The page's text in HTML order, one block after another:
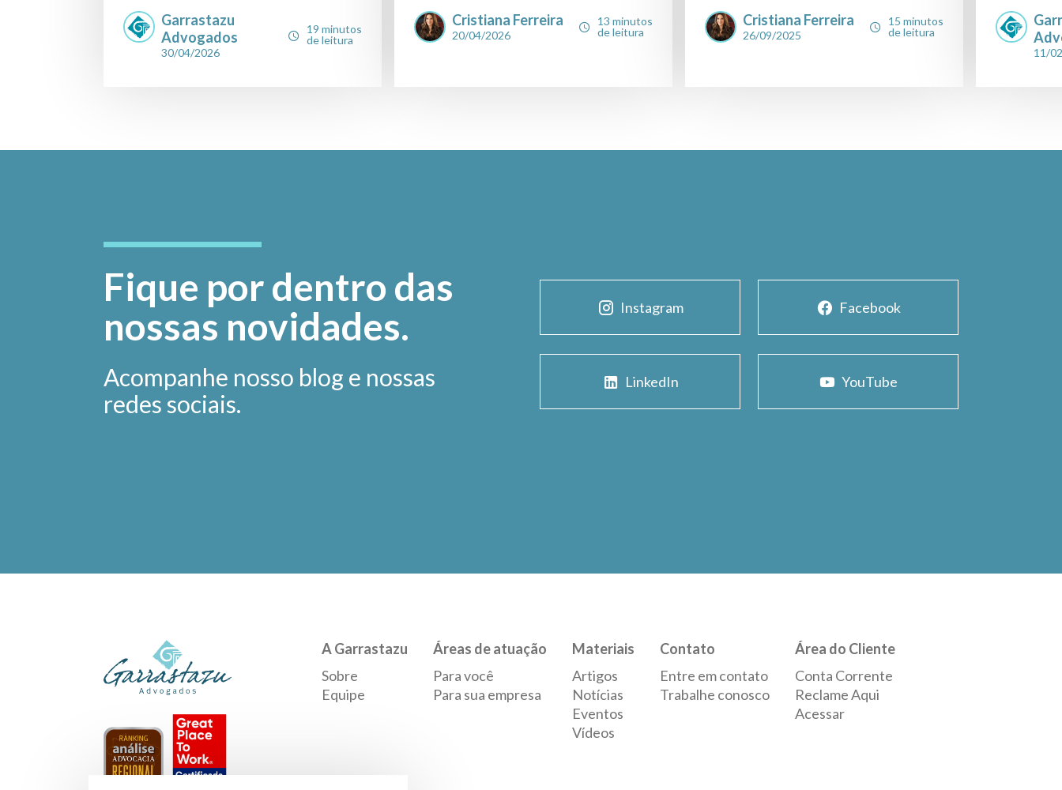
Garrastazu
Advogados
30/04/2026
19 minutos
de leitura
Cristiana Ferreira
20/04/2026
13 minutos
de leitura
Cristiana Ferreira
26/09/2025
15 minutos
de leitura
11/
Fique por dentro das
nossas novidades.
Acompanhe nosso blog e nossas
redes sociais.
Instagram Facebook
LinkedIn YouTube
A Garrastazu
Sobre
Equipe
Áreas de atuação
Para você
Para sua empresa
Materiais
Artigos
Notícias
Eventos
Vídeos
Contato
Entre em contato
Trabalhe conosco
Área do Cliente
Conta Corrente
Reclame Aqui
Acessar